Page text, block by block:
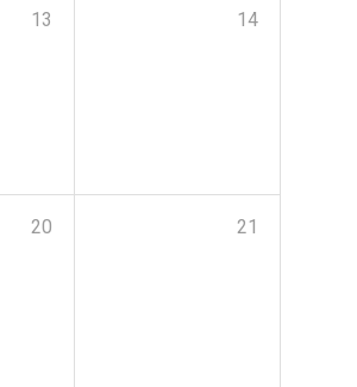
13 14
20 21